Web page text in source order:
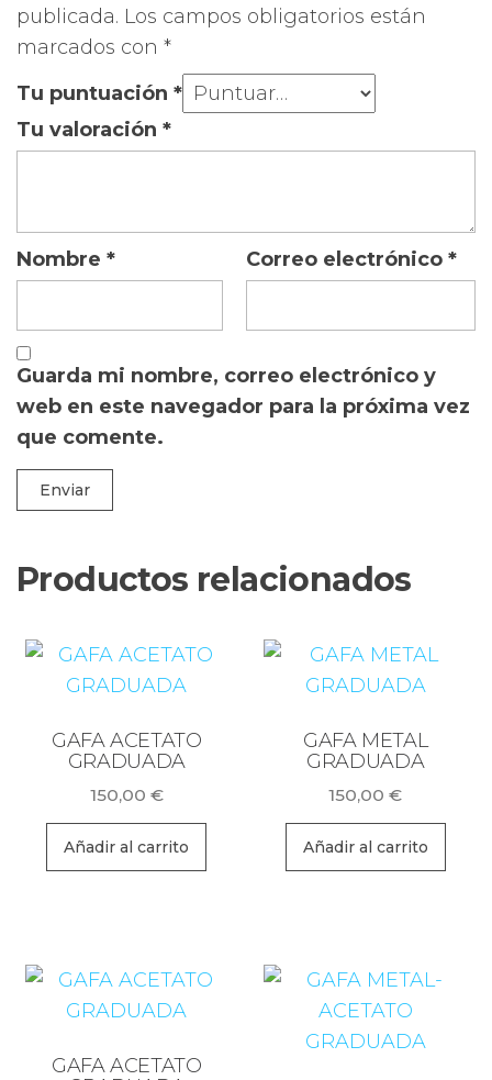
publicada. Los campos obligatorios están
marcados con *
Tu puntuación *
Tu valoración *
Nombre * Correo electrónico *
Guarda mi nombre, correo electrónico y
web en este navegador para la próxima vez
que comente.
Productos relacionados
GAFA ACETATO
GRADUADA
150,00 €
Añadir al carrito
GAFA METAL
GRADUADA
150,00€
Añadir al carrito
GAFA ACETATO